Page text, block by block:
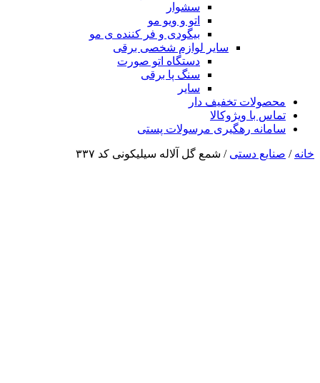
سشوار
اتو و ویو مو
بیگودی و فر کننده ی مو
سایر لوازم شخصی برقی
دستگاه اتو صورت
سنگ پا برقی
سایر
محصولات تخفیف دار
تماس با ویژوکالا
سامانه رهگیری مرسولات پستی
خانه / صنایع دستی / شمع گل آلاله سیلیکونی کد ۳۳۷